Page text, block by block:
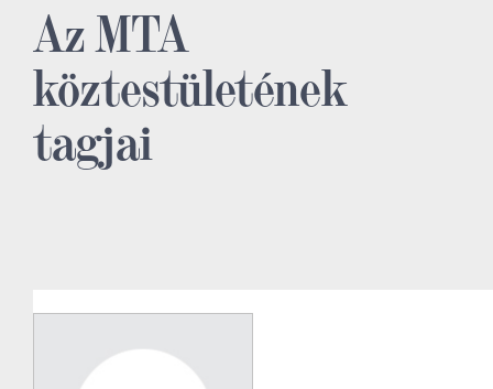
Az MTA
köztestületének
tagjai